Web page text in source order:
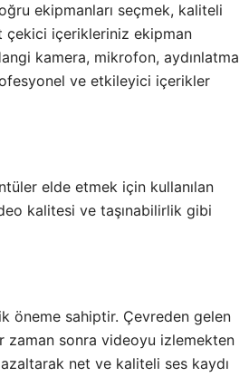
ekipmanları seçmek, kaliteli
içerikleriniz ekipman
kamera, mikrofon, aydınlatma
ve etkileyici içerikler
elde etmek için kullanılan
kalitesi ve taşınabilirlik gibi
öneme sahiptir. Çevreden gelen
sonra videoyu izlemekten
net ve kaliteli ses kaydı